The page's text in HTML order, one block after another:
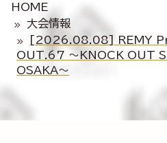
HOME
大会情報
[2026.08.08] REMY
OUT.67 ～KNOCK OUT
OSAKA～